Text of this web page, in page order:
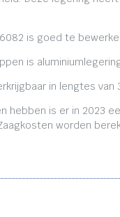
6082 is goed te
is
in lengtes
hebben is er in 2023
worden